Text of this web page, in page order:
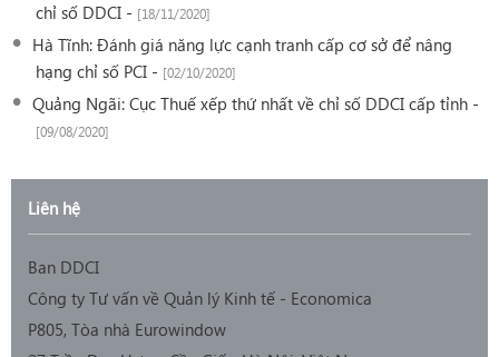
chỉ số DDCI - [18/11/2020]
Hà Tĩnh: Đánh giá năng lực cạnh tranh cấp cơ sở để nâng
hạng chỉ số PCI - [02/10/2020]
Quảng Ngãi: Cục Thuế xếp thứ nhất về chỉ số DDCI cấp tỉnh -
[09/08/2020]
Liên hệ
Ban DDCI
Công ty Tư vấn về Quản lý Kinh tế - Economica
P805, Tòa nhà Eurowindow